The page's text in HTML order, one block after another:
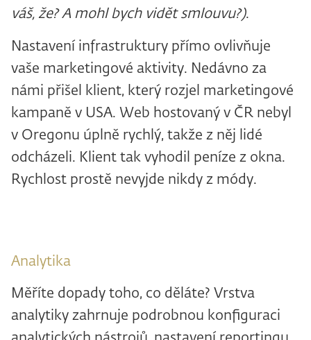
váš, že? A mohl bych vidět smlouvu?).
Nastavení infrastruktury přímo ovlivňuje
vaše marketingové aktivity. Nedávno za
námi přišel klient, který rozjel marketingové
kampaně v USA. Web hostovaný v ČR nebyl
v Oregonu úplně rychlý, takže z něj lidé
odcházeli. Klient tak vyhodil peníze z okna.
Rychlost prostě nevyjde nikdy z módy.
Analytika
Měříte dopady toho, co děláte? Vrstva
analytiky zahrnuje podrobnou konfiguraci